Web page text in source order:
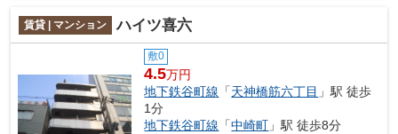
賃貸 | マンション ハイツ喜六
敷0
4.5万円
地下鉄谷町線 「天神橋筋六丁目 」駅 徒歩
1分
地下鉄谷町線 「中崎町 」駅 徒歩8分